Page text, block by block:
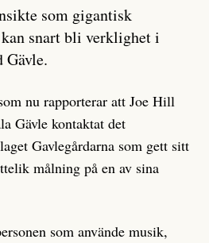
som gigantisk
snart bli verklighet i
Gävle.
nu rapporterar att Joe Hill
Gävle kontaktat det
Gavlegårdarna som gett sitt
målning på en av sina
som använde musik,